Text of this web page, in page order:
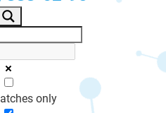
only